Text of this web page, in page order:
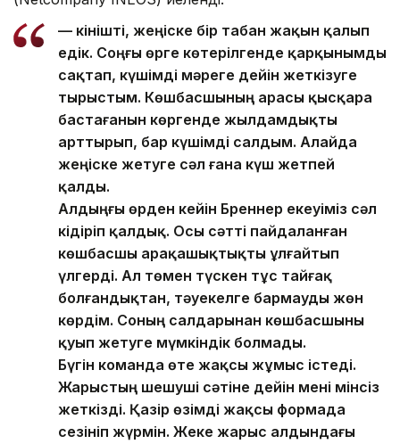
— Өкінішті, жеңіске бір табан жақын қалып
едік. Соңғы өрге көтерілгенде қарқынымды
сақтап, күшімді мәреге дейін жеткізуге
тырыстым. Көшбасшының арасы қысқара
бастағанын көргенде жылдамдықты
арттырып, бар күшімді салдым. Алайда
жеңіске жетуге сәл ғана күш жетпей
қалды.
Алдыңғы өрден кейін Бреннер екеуіміз сәл
кідіріп қалдық. Осы сәтті пайдаланған
көшбасшы арақашықтықты ұлғайтып
үлгерді. Ал төмен түскен тұс тайғақ
болғандықтан, тәуекелге бармауды жөн
көрдім. Соның салдарынан көшбасшыны
қуып жетуге мүмкіндік болмады.
Бүгін команда өте жақсы жұмыс істеді.
Жарыстың шешуші сәтіне дейін мені мінсіз
жеткізді. Қазір өзімді жақсы формада
сезініп жүрмін. Жеке жарыс алдындағы